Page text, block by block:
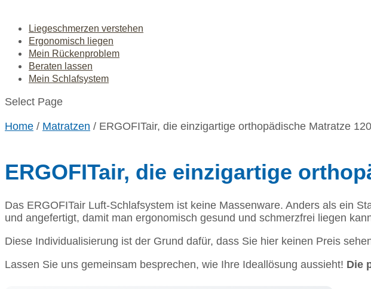
Liegeschmerzen verstehen
Ergonomisch liegen
Mein Rückenproblem
Beraten lassen
Mein Schlafsystem
Select Page
Home / Matratzen / ERGOFITair, die einzigartige orthopädische Matratze
ERGOFITair, die einzigartige
Das ERGOFITair Luft-Schlafsystem ist keine Massenware. Anders als ein
und angefertigt, damit man ergonomisch gesund und schmerzfrei liegen
Diese Individualisierung ist der Grund dafür, dass Sie hier keinen Preis
Lassen Sie uns gemeinsam besprechen, wie Ihre Ideallösung aussieht! Die